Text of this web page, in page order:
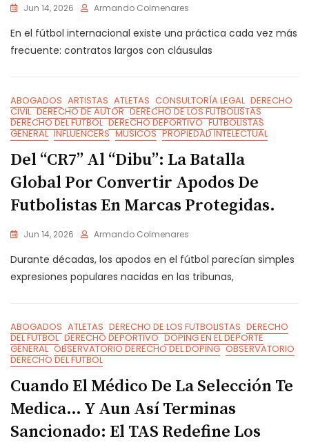
Jun 14, 2026 Armando Colmenares
En el fútbol internacional existe una práctica cada vez más
frecuente: contratos largos con cláusulas
ABOGADOS ARTISTAS ATLETAS CONSULTORÍA LEGAL DERECHO
CIVIL DERECHO DE AUTOR DERECHO DE LOS FUTBOLISTAS
DERECHO DEL FUTBOL DERECHO DEPORTIVO FUTBOLISTAS
GENERAL INFLUENCERS MUSICOS PROPIEDAD INTELECTUAL
Del “CR7” Al “Dibu”: La Batalla
Global Por Convertir Apodos De
Futbolistas En Marcas Protegidas.
Jun 14, 2026 Armando Colmenares
Durante décadas, los apodos en el fútbol parecían simples
expresiones populares nacidas en las tribunas,
ABOGADOS ATLETAS DERECHO DE LOS FUTBOLISTAS DERECHO
DEL FUTBOL DERECHO DEPORTIVO DOPING EN EL DEPORTE
GENERAL OBSERVATORIO DERECHO DEL DOPING OBSERVATORIO
DERECHO DEL FUTBOL
Cuando El Médico De La Selección Te
Medica… Y Aun Así Terminas
Sancionado: El TAS Redefine Los